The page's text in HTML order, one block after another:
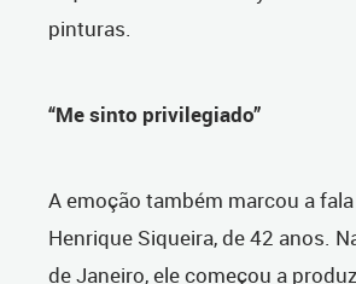
pinturas.
“Me sinto privilegiado”
A emoção também marcou a
Henrique Siqueira, de 42 anos.
de Janeiro, ele começou a